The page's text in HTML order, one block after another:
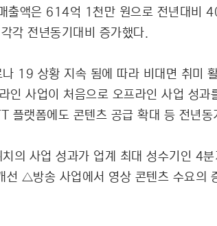
출액은 614억 1천만 원으로 전년대비
각 전년동기대비 증가했다.
19 상황 지속 됨에 따라 비대면 취미
인 사업이 처음으로 오프라인 사업 성
플랫폼에도 콘텐츠 공급 확대 등 전년동
의 사업 성과가 업계 최대 성수기인 4
선 △방송 사업에서 영상 콘텐츠 수요의